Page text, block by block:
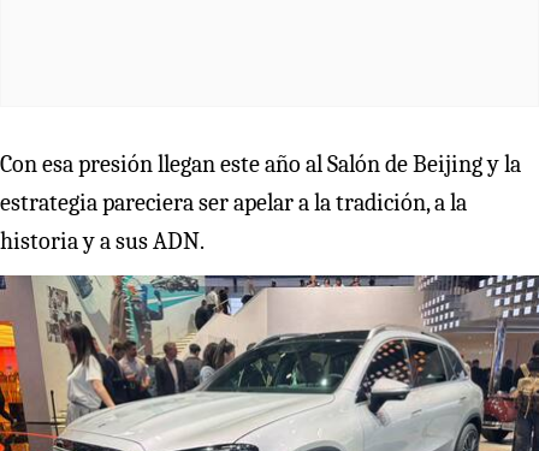
Con esa presión llegan este año al Salón de Beijing y la
estrategia pareciera ser apelar a la tradición, a la
historia y a sus ADN.